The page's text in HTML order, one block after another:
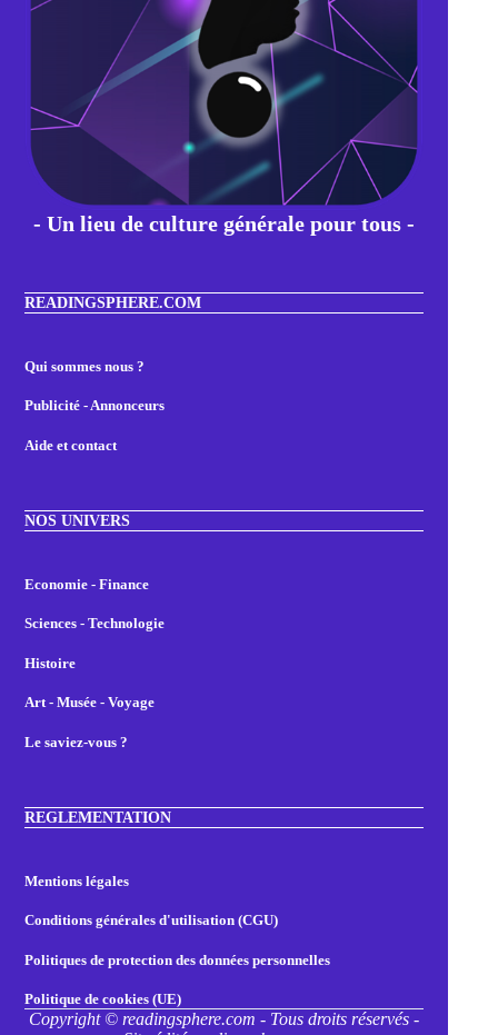
- Un lieu de culture générale pour tous -
READINGSPHERE.COM
Qui sommes nous ?
Publicité - Annonceurs
Aide et contact
NOS UNIVERS
Economie - Finance
Sciences - Technologie
Histoire
Art - Musée - Voyage
Le saviez-vous ?
REGLEMENTATION
Mentions légales
Conditions générales d'utilisation (CGU)
Politiques de protection des données personnelles
Politique de cookies (UE)
Copyright © readingsphere.com - Tous droits réservés -